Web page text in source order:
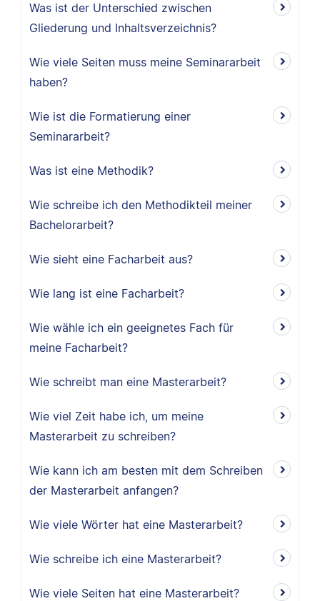
Was ist der Unterschied zwischen
Gliederung und Inhaltsverzeichnis?
Wie viele Seiten muss meine Seminararbeit
haben?
Wie ist die Formatierung einer
Seminararbeit?
Was ist eine Methodik?
Wie schreibe ich den Methodikteil meiner
Bachelorarbeit?
Wie sieht eine Facharbeit aus?
Wie lang ist eine Facharbeit?
Wie wähle ich ein geeignetes Fach für
meine Facharbeit?
Wie schreibt man eine Masterarbeit?
Wie viel Zeit habe ich, um meine
Masterarbeit zu schreiben?
Wie kann ich am besten mit dem Schreiben
der Masterarbeit anfangen?
Wie viele Wörter hat eine Masterarbeit?
Wie schreibe ich eine Masterarbeit?
Wie viele Seiten hat eine Masterarbeit?